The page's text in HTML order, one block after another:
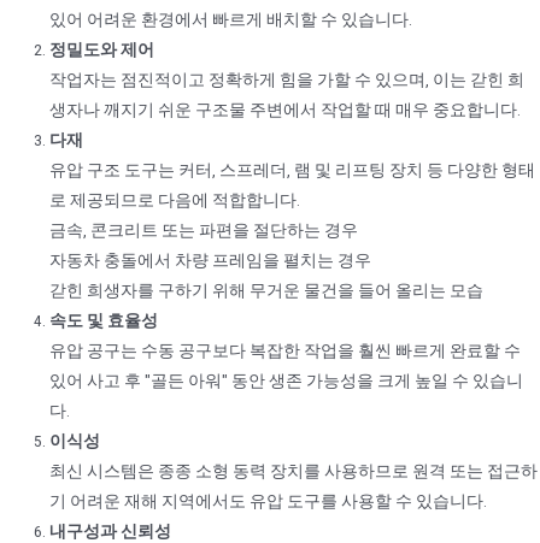
있어 어려운 환경에서 빠르게 배치할 수 있습니다.
정밀도와 제어
작업자는 점진적이고 정확하게 힘을 가할 수 있으며, 이는 갇힌 희
생자나 깨지기 쉬운 구조물 주변에서 작업할 때 매우 중요합니다.
다재
유압 구조 도구는 커터, 스프레더, 램 및 리프팅 장치 등 다양한 형태
로 제공되므로 다음에 적합합니다.
금속, 콘크리트 또는 파편을 절단하는 경우
자동차 충돌에서 차량 프레임을 펼치는 경우
갇힌 희생자를 구하기 위해 무거운 물건을 들어 올리는 모습
속도 및 효율성
유압 공구는 수동 공구보다 복잡한 작업을 훨씬 빠르게 완료할 수
있어 사고 후 "골든 아워" 동안 생존 가능성을 크게 높일 수 있습니
다.
이식성
최신 시스템은 종종 소형 동력 장치를 사용하므로 원격 또는 접근하
기 어려운 재해 지역에서도 유압 도구를 사용할 수 있습니다.
내구성과 신뢰성